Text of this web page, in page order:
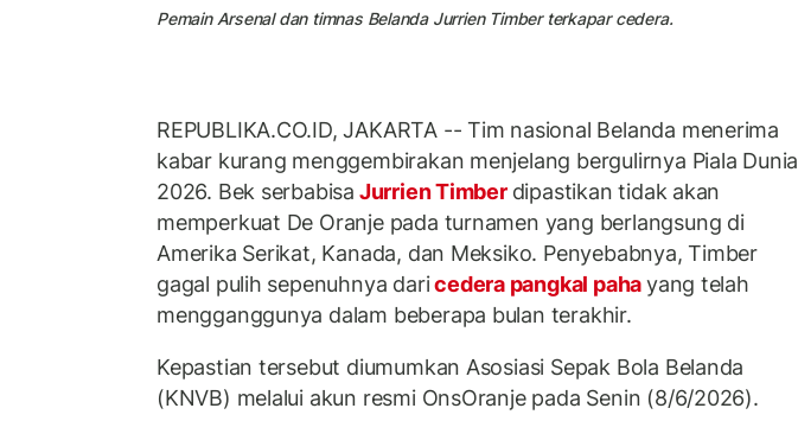
Pemain Arsenal dan timnas Belanda Jurrien Timber terkapar cedera.
REPUBLIKA.CO.ID, JAKARTA -- Tim nasional Belanda menerima
kabar kurang menggembirakan menjelang bergulirnya Piala Dunia
2026. Bek serbabisa Jurrien Timber dipastikan tidak akan
memperkuat De Oranje pada turnamen yang berlangsung di
Amerika Serikat, Kanada, dan Meksiko. Penyebabnya, Timber
gagal pulih sepenuhnya daricedera pangkal pahayang telah
mengganggunya dalam beberapa bulan terakhir.
Kepastian tersebut diumumkan Asosiasi Sepak Bola Belanda
(KNVB) melalui akun resmi OnsOranje pada Senin (8/6/2026).